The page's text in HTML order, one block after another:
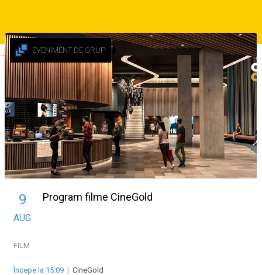
DeutschEVENIMENT DE GRUP
9
AUG
Program filme CineGold
FILM
Începe la 15:09 | CineGold